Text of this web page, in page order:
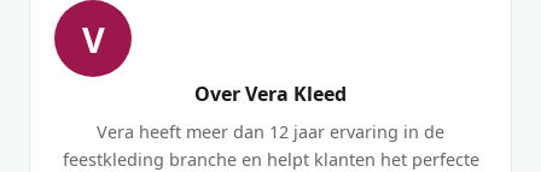
V
Over Vera Kleed
Vera heeft meer dan 12 jaar ervaring in de
feestkleding branche en helpt klanten het perfecte